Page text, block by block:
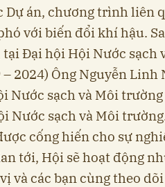
Dự án, chương trình liên
với biến đổi khí hậu.
Đại hội Hội Nước sạch
2024) Ông Nguyễn Linh
Nước sạch và Môi
Nước sạch và Môi
cống hiến cho sự
tới, Hội sẽ hoạt động
và các bạn cùng theo dõi